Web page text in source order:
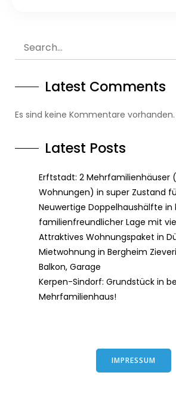
Latest Comments
Es sind keine Kommentare vorhanden.
Latest Posts
Erftstadt: 2 Mehrfamilienhäuser
Wohnungen) in super Zustand
Neuwertige Doppelhaushälfte in
familienfreundlicher Lage mit
Attraktives Wohnungspaket in
Mietwohnung in Bergheim
Balkon, Garage
Kerpen-Sindorf: Grundstück in
Mehrfamilienhaus!
IMPRESSUM